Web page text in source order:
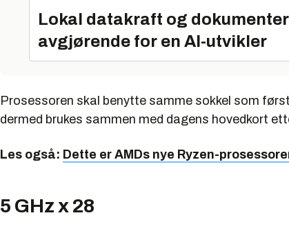
Lokal datakraft og
avgjørende for en AI-utvikler
Prosessoren skal benytte samme sokkel som
dermed brukes sammen med dagens hovedkort
Les også: Dette er AMDs nye Ryzen-
5 GHz x 28